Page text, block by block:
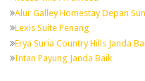
Alur Galley Homestay Depan
Lexis Suite Penang
Erya Suria Country Hills Janda
Intan Payung Janda Baik